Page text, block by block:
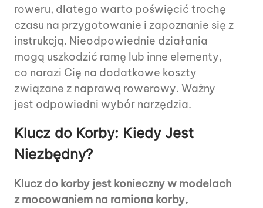
roweru, dlatego warto poświęcić trochę
czasu na przygotowanie i zapoznanie się z
instrukcją. Nieodpowiednie działania
mogą uszkodzić ramę lub inne elementy,
co narazi Cię na dodatkowe koszty
związane z naprawą rowerowy. Ważny
jest odpowiedni wybór narzędzia.
Klucz do Korby: Kiedy Jest
Niezbędny?
Klucz do korby jest konieczny w modelach
z mocowaniem na ramiona korby,